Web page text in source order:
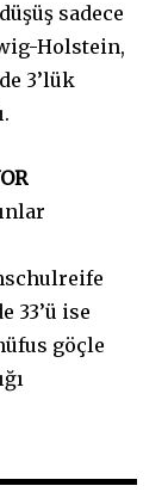
sadece
Holstein,
3’lük
33’ü ise
göçle